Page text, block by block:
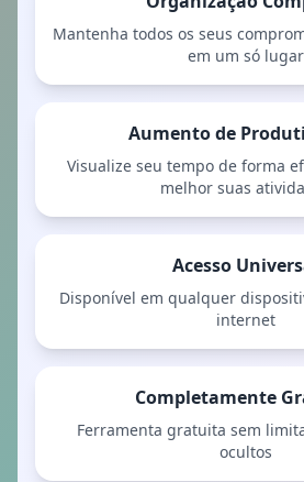
Mantenha todos os seus
em um só lugar
Aumento de
Visualize seu tempo de forma
melhor suas
Acesso
Disponível em qualquer
internet
Completamente
Ferramenta gratuita sem
ocultos